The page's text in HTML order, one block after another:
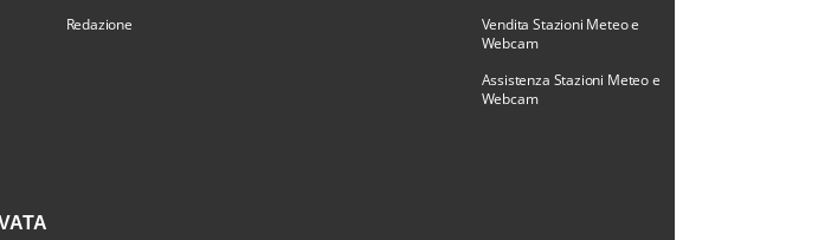
Redazione
Vendita Stazioni Meteo e
Webcam
Assistenza Stazioni Meteo e
Webcam